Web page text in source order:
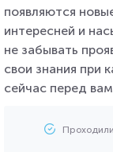
появляются
интересней и
не забывать
свои знания при
сейчас перед